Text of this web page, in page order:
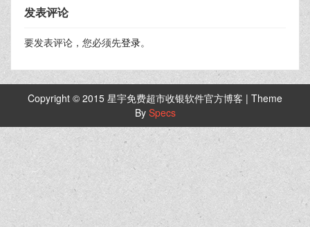
发表评论
要发表评论，您必须先登录。
Copyright © 2015 星宇免费超市收银软件官方博客 | Theme
By Specs